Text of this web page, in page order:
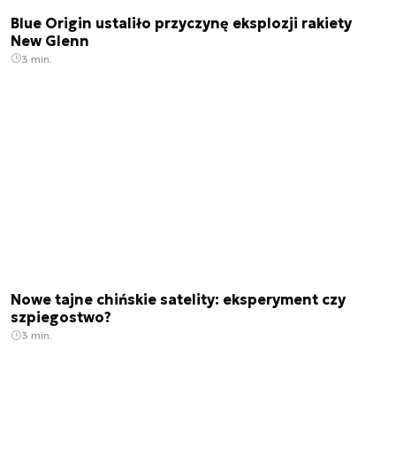
Blue Origin ustaliło przyczynę eksplozji rakiety
New Glenn
3 min.
Nowe tajne chińskie satelity: eksperyment czy
szpiegostwo?
3 min.